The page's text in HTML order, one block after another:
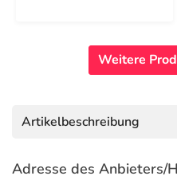
Weitere
Artikelbeschreibung
Adresse des Anbieters/